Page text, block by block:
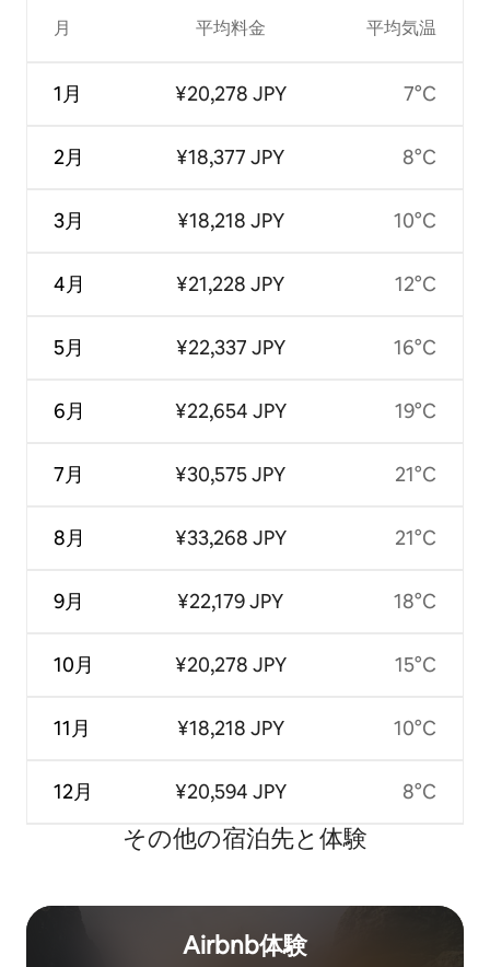
月
1月
2月
3月
4月
5月
6月
7月
8月
9月
10月
11月
12月
平均料金
¥20,278 JPY
¥18,377 JPY
¥18,218 JPY
¥21,228 JPY
¥22,337 JPY
¥22,654 JPY
¥30,575 JPY
¥33,268 JPY
¥22,179 JPY
¥20,278 JPY
¥18,218 JPY
¥20,594 JPY
平均気温
7°C
8°C
10°C
12°C
16°C
19°C
21°C
21°C
18°C
15°C
10°C
8°C
その他の宿⁠泊⁠先と体⁠験
Airbnb体験